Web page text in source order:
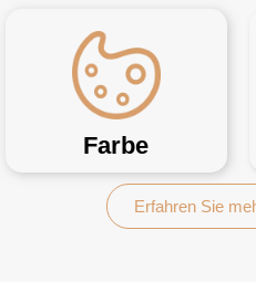
Farbe
Erfahren Sie